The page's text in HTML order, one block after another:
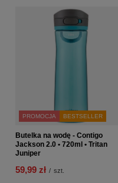
PROMOCJA BESTSELLER
Butelka na wodę - Contigo
Jackson 2.0 • 720ml • Tritan
Juniper
59,99 zł / szt.